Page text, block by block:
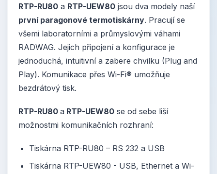
RTP-RU80 a RTP-UEW80 jsou dva modely naší
první paragonové termotiskárny. Pracují se
všemi laboratorními a průmyslovými váhami
RADWAG. Jejich připojení a konfigurace je
jednoduchá, intuitivní a zabere chvilku (Plug and
Play). Komunikace přes Wi-Fi® umožňuje
bezdrátový tisk.
RTP-RU80 a RTP-UEW80 se od sebe liší
možnostmi komunikačních rozhraní:
Tiskárna RTP-RU80 – RS 232 a USB
Tiskárna RTP-UEW80 - USB, Ethernet a Wi-